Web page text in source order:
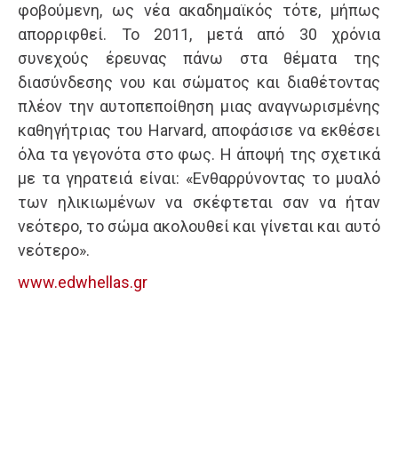
φοβούμενη, ως νέα ακαδημαϊκός τότε, μήπως
απορριφθεί. Το 2011, μετά από 30 χρόνια
συνεχούς έρευνας πάνω στα θέματα της
διασύνδεσης νου και σώματος και διαθέτοντας
πλέον την αυτοπεποίθηση μιας αναγνωρισμένης
καθηγήτριας του Harvard, αποφάσισε να εκθέσει
όλα τα γεγονότα στο φως. Η άποψή της σχετικά
με τα γηρατειά είναι: «Ενθαρρύνοντας το μυαλό
των ηλικιωμένων να σκέφτεται σαν να ήταν
νεότερο, το σώμα ακολουθεί και γίνεται και αυτό
νεότερο».
www.edwhellas.gr